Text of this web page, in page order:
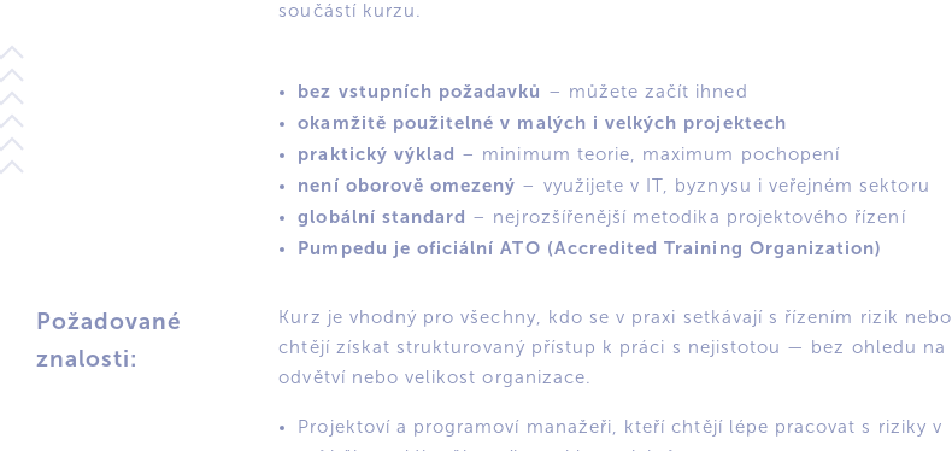
součástí kurzu.
bez vstupních požadavků – můžete začít ihned
okamžitě použitelné v malých i velkých projektech
praktický výklad – minimum teorie, maximum pochopení
není oborově omezený – využijete v IT, byznysu i veřejném sektoru
globální standard – nejrozšířenější metodika projektového řízení
Pumpedu je oficiálníATO (Accredited Training Organization)
Požadované
znalosti:
Kurz je vhodný pro všechny, kdo se v praxi setkávají s řízením rizik nebo
chtějí získat strukturovaný přístup k práci s nejistotou — bez ohledu na
odvětví nebo velikost organizace.
Projektoví a programoví manažeři, kteří chtějí lépe pracovat s riziky v